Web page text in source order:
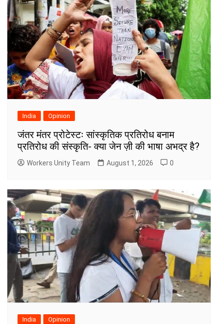
India Opinion
जंतर मंतर प्रोटेस्टः सांस्कृतिक प्रतिरोध बनाम
प्रतिरोध की संस्कृति- क्या जेन ज़ी की भाषा अभद्र है?
Workers Unity Team August 1, 2026 0
India Opinion